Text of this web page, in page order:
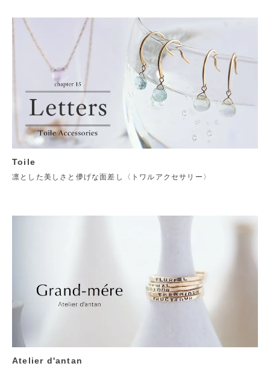
Toile
凛とした美しさと儚げな面差し〈トワルアクセサリー〉
Atelier d'antan